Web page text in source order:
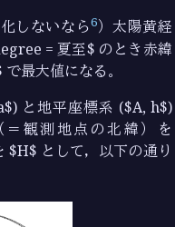
しないなら6）太陽黄経
= 夏至$ のとき赤緯
最大値になる。
と地平座標系 ($A, h$)
観測地点の北緯）を
として，以下の通り